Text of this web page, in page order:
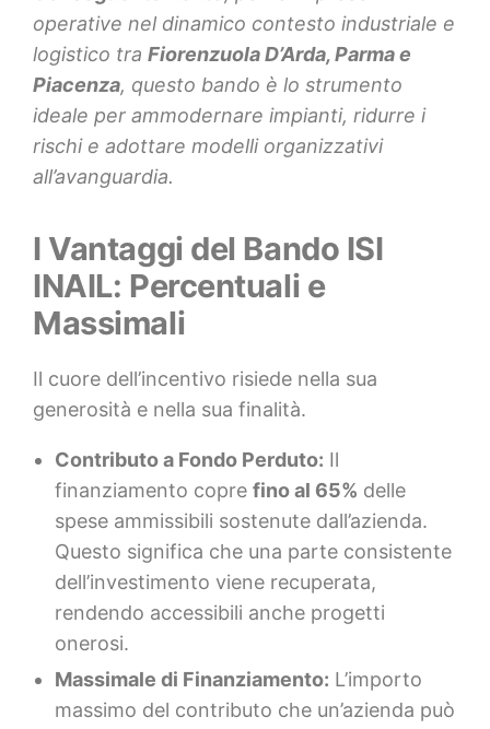
operative nel dinamico contesto industriale e
logistico tra Fiorenzuola D’Arda, Parma e
Piacenza, questo bando è lo strumento
ideale per ammodernare impianti, ridurre i
rischi e adottare modelli organizzativi
all’avanguardia.
I Vantaggi del Bando ISI
INAIL: Percentuali e
Massimali
Il cuore dell’incentivo risiede nella sua
generosità e nella sua finalità.
Contributo a Fondo Perduto: Il
finanziamento copre fino al 65% delle
spese ammissibili sostenute dall’azienda.
Questo significa che una parte consistente
dell’investimento viene recuperata,
rendendo accessibili anche progetti
onerosi.
Massimale di Finanziamento: L’importo
massimo del contributo che un’azienda può